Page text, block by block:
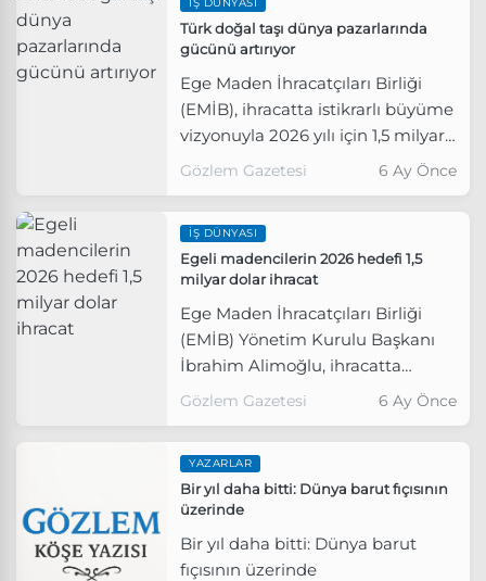
Avrupa Madencilik Sonrası
Faaliyetler Kongresi’nin sponsoru
oldu. Yeniköy Kemerköy Enerji
Genel Müdür Yardımcısı Burak
Işık, “Bu örnek proje Türkiye
sınırlarını aşarak küresel ölçekte
madencilik sektörünün vitrin
projesi olacak” dedi.
Türk doğal taşı dünya pazarlarında
gücünü artırıyor
Ege Maden İhracatçıları Birliği
(EMİB), ihracatta istikrarlı büyüme
vizyonuyla 2026 yılı için 1,5 milyar
dolar, 2030 yılı için ise 2 milyar
Gözlem Gazetesi 6 Ay Önce
İŞ DÜNYASI
Egeli madencilerin 2026 hedefi 1,5
milyar dolar ihracat
Ege Maden İhracatçıları Birliği
(EMİB) Yönetim Kurulu Başkanı
İbrahim Alimoğlu, ihracatta
istikrarlı büyüme vizyonuyla 2026
ihracat hedefi koyduklarını
açıkladı.
Gözlem Gazetesi 6 Ay Önce
YAZARLAR
Bir yıl daha bitti: Dünya barut fıçısının
üzerinde
Bir yıl daha bitti: Dünya barut
fıçısının üzerinde